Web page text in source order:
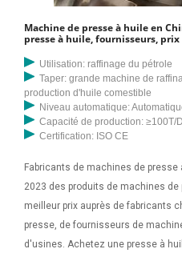
Machine de presse à huile en
presse à huile, fournisseurs, prix
Utilisation: raffinage du pétrole
Taper: grande machine de
production d'huile comestible
Niveau automatique:
Capacité de production: ≥100T/D
Certification: ISO CE
Fabricants de machines de
2023 des produits de machines
meilleur prix auprès de fabricants
presse, de fournisseurs de
d'usines. Achetez une presse à